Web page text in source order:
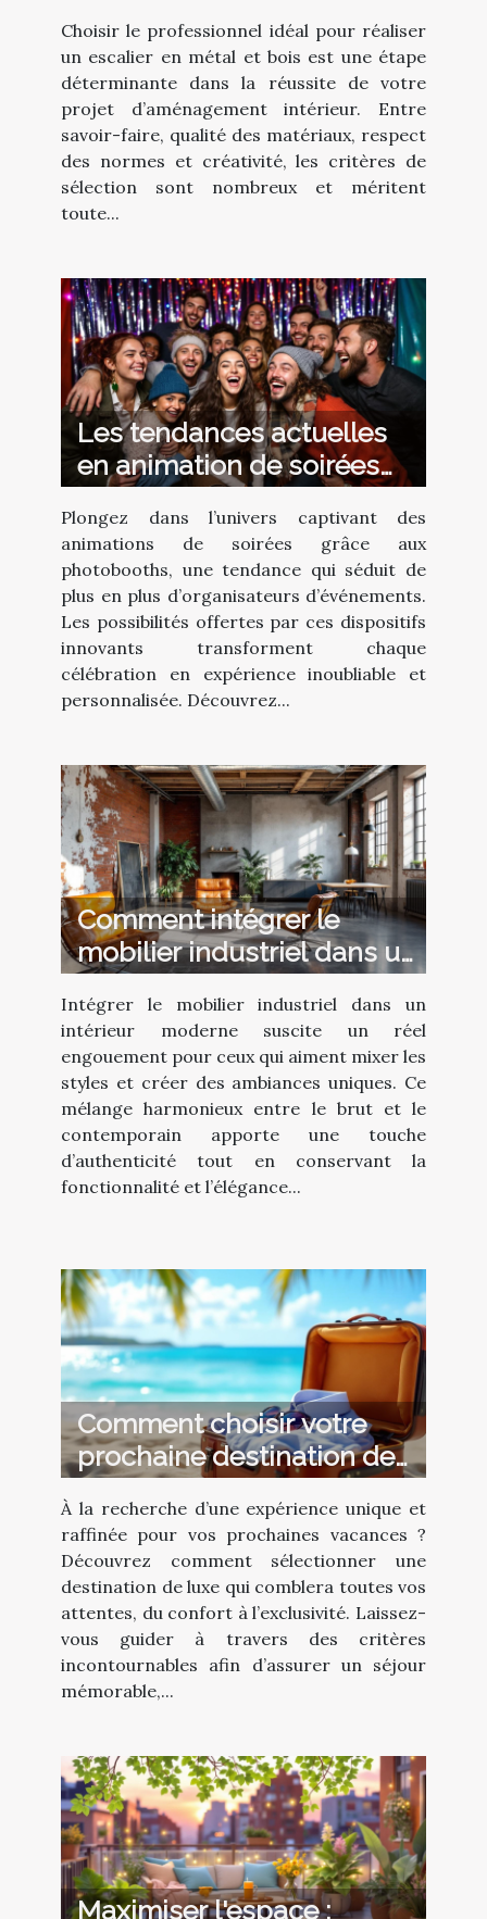
escalier en métal et bois ?
Choisir le professionnel idéal pour réaliser
un escalier en métal et bois est une étape
déterminante dans la réussite de votre
projet d’aménagement intérieur. Entre
savoir-faire, qualité des matériaux, respect
des normes et créativité, les critères de
sélection sont nombreux et méritent
toute...
Les tendances actuelles
en animation de soirées
avec photobooth
Plongez dans l’univers captivant des
animations de soirées grâce aux
photobooths, une tendance qui séduit de
plus en plus d’organisateurs d’événements.
Les possibilités offertes par ces dispositifs
innovants transforment chaque
célébration en expérience inoubliable et
personnalisée. Découvrez...
Comment intégrer le
mobilier industriel dans un
intérieur moderne ?
Intégrer le mobilier industriel dans un
intérieur moderne suscite un réel
engouement pour ceux qui aiment mixer les
styles et créer des ambiances uniques. Ce
mélange harmonieux entre le brut et le
contemporain apporte une touche
d’authenticité tout en conservant la
fonctionnalité et l’élégance...
Comment choisir votre
prochaine destination de
vacances de luxe ?
À la recherche d’une expérience unique et
raffinée pour vos prochaines vacances ?
Découvrez comment sélectionner une
destination de luxe qui comblera toutes vos
attentes, du confort à l’exclusivité. Laissez-
vous guider à travers des critères
incontournables afin d’assurer un séjour
mémorable,...
Maximiser l'espace :